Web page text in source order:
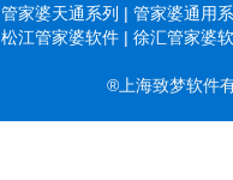
管家婆天通系列 | 管家婆通用
松江管家婆软件 | 徐汇管家婆
®上海致梦软件